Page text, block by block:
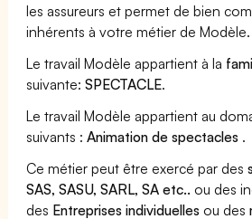
les assureurs et permet de bien
inhérents à votre métier de Modèle.
Le travail Modèle appartient à la
suivante:SPECTACLE.
Le travail Modèle appartient au
suivants :Animation de spectacles .
Ce métier peut être exercé par des
SAS, SASU, SARL, SA etc.. ou des
des Entreprises individuelles ou des